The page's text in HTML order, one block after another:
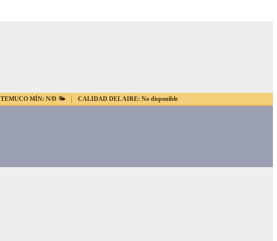
TEMUCO MÍN: N/D 🌤️ CALIDAD DEL AIRE: No disponible